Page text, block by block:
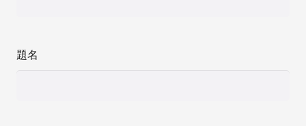
題名